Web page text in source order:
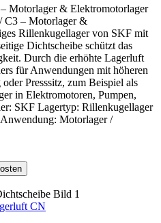
Motorlager & Elektromotorlager
C3 – Motorlager &
Rillenkugellager von SKF mit
Dichtscheibe schützt das
Durch die erhöhte Lagerluft
für Anwendungen mit höheren
Presssitz, zum Beispiel als
in Elektromotoren, Pumpen,
SKF Lagertyp: Rillenkugellager
Motorlager /
CN